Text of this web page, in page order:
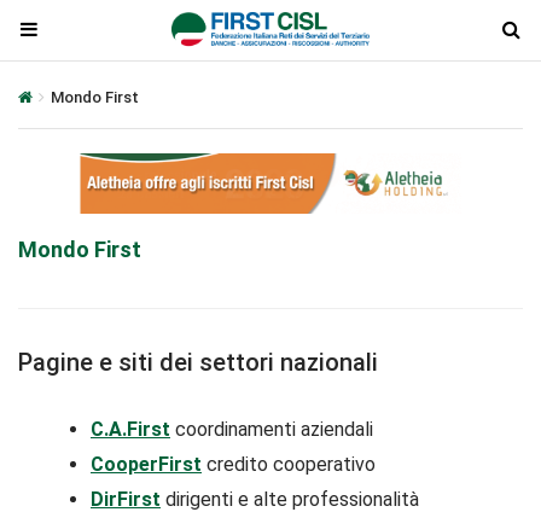
Mondo First
Mondo First
Pagine e siti dei settori nazionali
C.A.First coordinamenti aziendali
CooperFirst credito cooperativo
DirFirst dirigenti e alte professionalità